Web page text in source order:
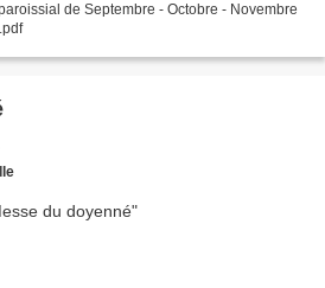
de Septembre - Octobre - Novembre